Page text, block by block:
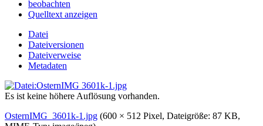
beobachten
Quelltext anzeigen
Datei
Dateiversionen
Dateiverweise
Metadaten
Es ist keine höhere Auflösung vorhanden.
OsternIMG_3601k-1.jpg (600 × 512 Pixel, Dateigröße: 87 KB,